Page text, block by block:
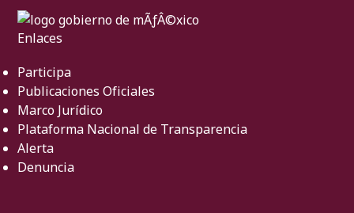
Enlaces
Participa
Publicaciones Oficiales
Marco Jurídico
Plataforma Nacional de Transparencia
Alerta
Denuncia